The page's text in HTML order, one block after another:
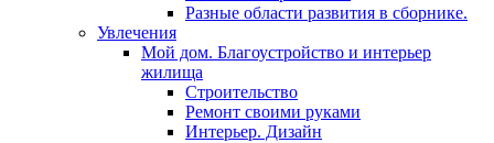
Разные области развития в сборнике.
Увлечения
Мой дом. Благоустройство и интерьер
жилища
Строительство
Ремонт своими руками
Интерьер. Дизайн